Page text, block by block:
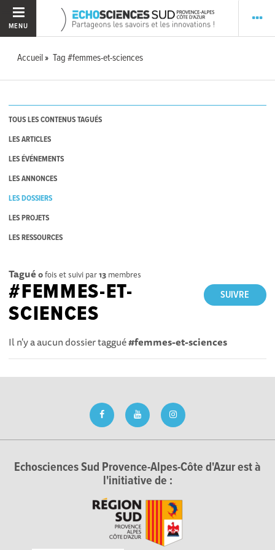
MENU
Accueil Tag #femmes-et-sciences
TOUS LES CONTENUS TAGUÉS
LES ARTICLES
LES ÉVÉNEMENTS
LES ANNONCES
LES DOSSIERS
LES PROJETS
LES RESSOURCES
Tagué 0fois et suivi par13 membres
SUIVRE
#FEMMES-ET-
SCIENCES
Il n'y a aucun dossier taggué#femmes-et-sciences
Echosciences Sud Provence-Alpes-Côte d'Azur est à
l'initiative de :